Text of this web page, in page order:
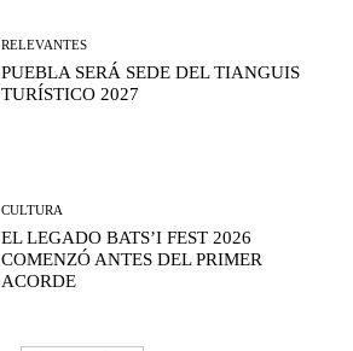
RELEVANTES
PUEBLA SERÁ SEDE DEL TIANGUIS
TURÍSTICO 2027
CULTURA
EL LEGADO BATS’I FEST 2026
COMENZÓ ANTES DEL PRIMER
ACORDE